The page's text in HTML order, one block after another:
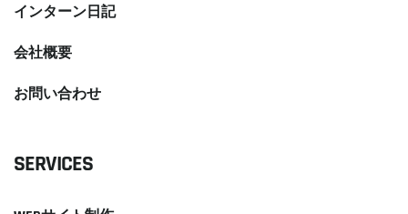
インターン日記
会社概要
お問い合わせ
SERVICES